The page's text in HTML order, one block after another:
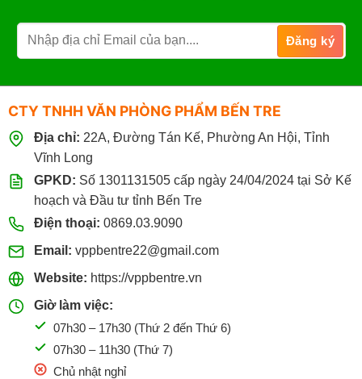
CTY TNHH VĂN PHÒNG PHẨM BẾN TRE
Địa chỉ: 22A, Đường Tán Kế, Phường An Hội, Tỉnh
Vĩnh Long
GPKD: Số 1301131505 cấp ngày 24/04/2024 tại Sở Kế
hoạch và Đầu tư tỉnh Bến Tre
Điện thoại: 0869.03.9090
Email: vppbentre22@gmail.com
Website: https://vppbentre.vn
Giờ làm việc:
07h30 – 17h30 (Thứ 2 đến Thứ 6)
07h30 – 11h30 (Thứ 7)
Chủ nhật nghỉ